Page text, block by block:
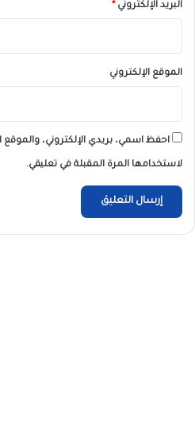
البريد الإلكتروني *
الموقع الإلكتروني
احفظ اسمي، بريدي الإلكتروني، والموقع
لاستخدامها المرة المقبلة في تعليقي.